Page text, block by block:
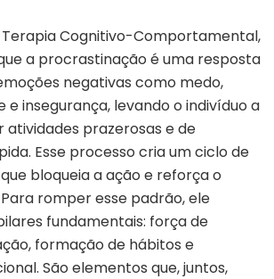
Terapia Cognitivo-Comportamental,
a procrastinação é uma resposta
negativas como medo,
e insegurança, levando o indivíduo a
prazerosas e de
Esse processo cria um ciclo de
bloqueia a ação e reforça o
romper esse padrão, ele
fundamentais: força de
formação de hábitos e
São elementos que, juntos,